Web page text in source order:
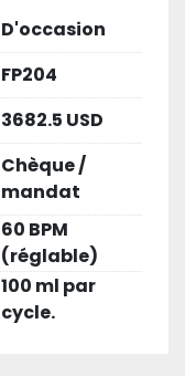
D'occasion
FP204
3682.5 USD
Chèque /
mandat
60 BPM
(réglable)
100 ml par
cycle.